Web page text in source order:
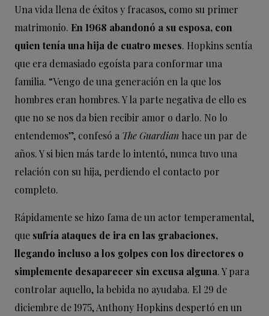
Una vida llena de éxitos y fracasos, como su primer
matrimonio. En 1968 abandonó a su esposa, con
quien tenía una hija de cuatro meses. Hopkins sentía
que era demasiado egoísta para conformar una
familia. “Vengo de una generación en la que los
hombres eran hombres. Y la parte negativa de ello es
que no se nos da bien recibir amor o darlo. No lo
entendemos”, confesó a The Guardian hace un par de
años. Y si bien más tarde lo intentó, nunca tuvo una
relación con su hija, perdiendo el contacto por
completo.
Rápidamente se hizo fama de un actor temperamental,
que sufría ataques de ira en las grabaciones,
llegando incluso a los golpes con los directores o
simplemente desaparecer sin excusa alguna. Y para
controlar aquello, la bebida no ayudaba. El 29 de
diciembre de 1975, Anthony Hopkins despertó en un